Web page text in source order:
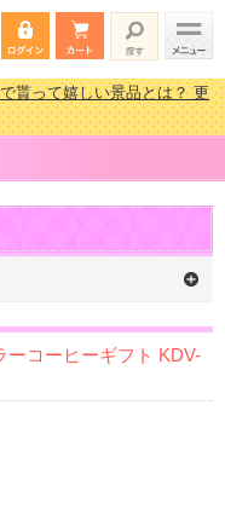
貰って嬉しい景品とは？ 更
3000円未満［2000円～
おすすめ金額別人気ランキ
ーコーヒーギフト KDV-